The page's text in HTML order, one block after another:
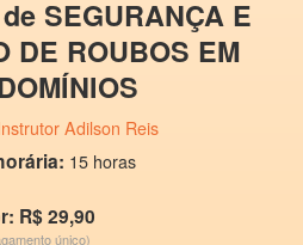
SEGURANÇA E
DE ROUBOS EM
Adilson Reis
15 horas
R$ 29,90
único)